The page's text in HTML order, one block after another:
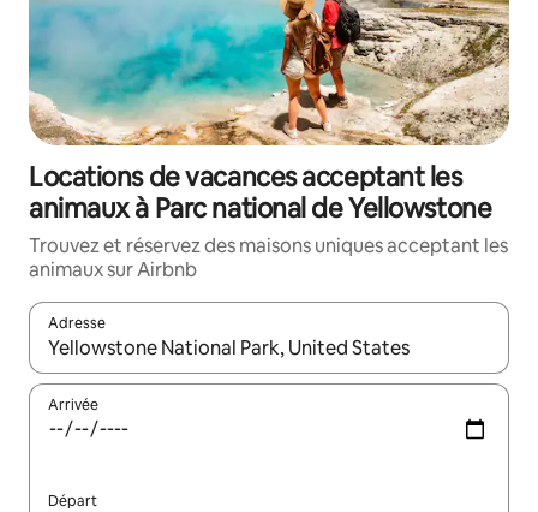
Locations de vacances acceptant les
animaux à Parc national de Yellowstone
Trouvez et réservez des maisons uniques acceptant les
animaux sur Airbnb
Adresse
Lorsque les résultats s'affichent, utilisez les flèches vers le
Arrivée
Départ